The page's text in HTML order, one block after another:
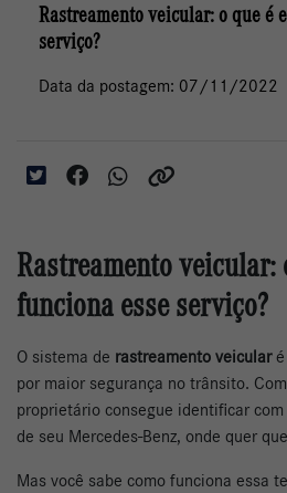
Rastreamento veicular: o que é
serviço?
Data da postagem: 07/11/2022
Rastreamento veicular:
funciona esse serviço?
O sistema de rastreamento veicularé
por maior segurança no trânsito.
proprietário consegue identificar
de seu Mercedes-Benz, onde quer
Mas você sabe como funciona essa